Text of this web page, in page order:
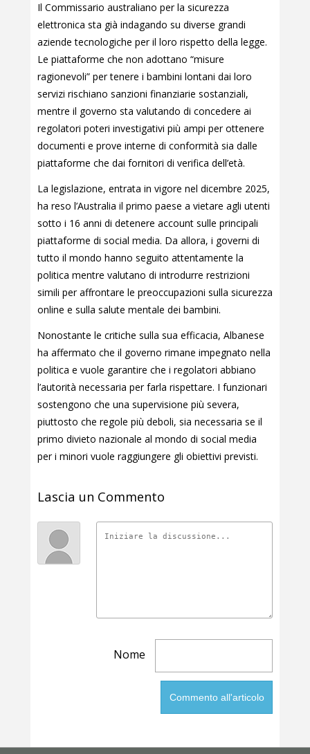
Il Commissario australiano per la sicurezza
elettronica sta già indagando su diverse grandi
aziende tecnologiche per il loro rispetto della legge.
Le piattaforme che non adottano “misure
ragionevoli” per tenere i bambini lontani dai loro
servizi rischiano sanzioni finanziarie sostanziali,
mentre il governo sta valutando di concedere ai
regolatori poteri investigativi più ampi per ottenere
documenti e prove interne di conformità sia dalle
piattaforme che dai fornitori di verifica dell’età.
La legislazione, entrata in vigore nel dicembre 2025,
ha reso l’Australia il primo paese a vietare agli utenti
sotto i 16 anni di detenere account sulle principali
piattaforme di social media. Da allora, i governi di
tutto il mondo hanno seguito attentamente la
politica mentre valutano di introdurre restrizioni
simili per affrontare le preoccupazioni sulla sicurezza
online e sulla salute mentale dei bambini.
Nonostante le critiche sulla sua efficacia, Albanese
ha affermato che il governo rimane impegnato nella
politica e vuole garantire che i regolatori abbiano
l’autorità necessaria per farla rispettare. I funzionari
sostengono che una supervisione più severa,
piuttosto che regole più deboli, sia necessaria se il
primo divieto nazionale al mondo di social media
per i minori vuole raggiungere gli obiettivi previsti.
Lascia un Commento
Nome